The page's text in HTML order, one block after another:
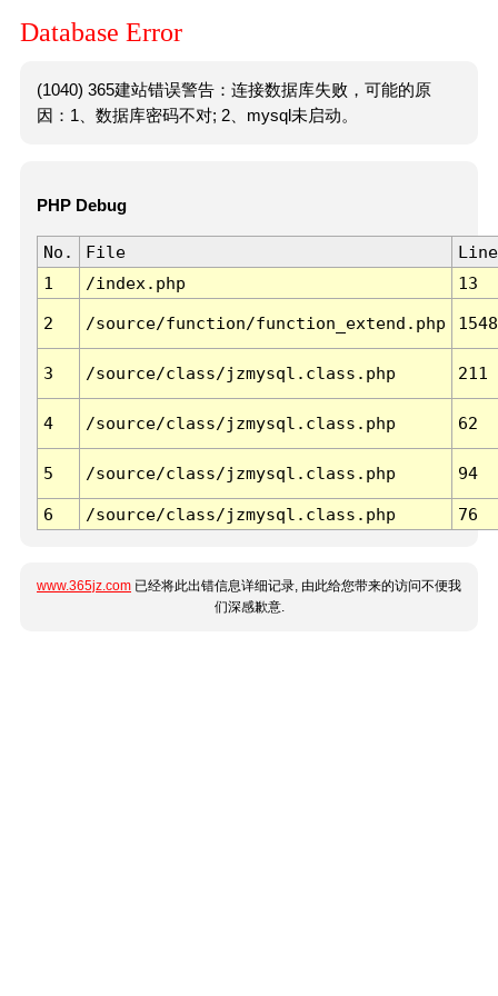
Database Error
(1040) 365建站错误警告：连接数据库失败，可能的原
因：1、数据库密码不对; 2、mysql未启动。
PHP Debug
No. File
Line
1
/index.php 13
2 /source/function/function_extend.php 1548
3 /source/class/jzmysql.class.php 211
4 /source/class/jzmysql.class.php 62
5 /source/class/jzmysql.class.php 94
6 /source/class/jzmysql.class.php 76
www.365jz.com 已经将此出错信息详细记录, 由此给您带来的访问不便我
们深感歉意.